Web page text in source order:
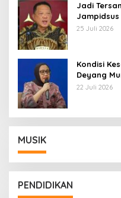
Jadi
Kriminalisasi
25 Juli 2026
Kondisi
Deyang
Wamentan
22 Juli 2026
MUSIK
PENDIDIKAN